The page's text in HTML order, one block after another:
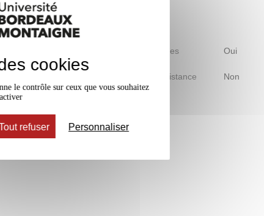
Mobilité d'études Oui
Accessible à distance Non
cookies
le contrôle sur ceux que vous souhaitez
activer
refuser Personnaliser